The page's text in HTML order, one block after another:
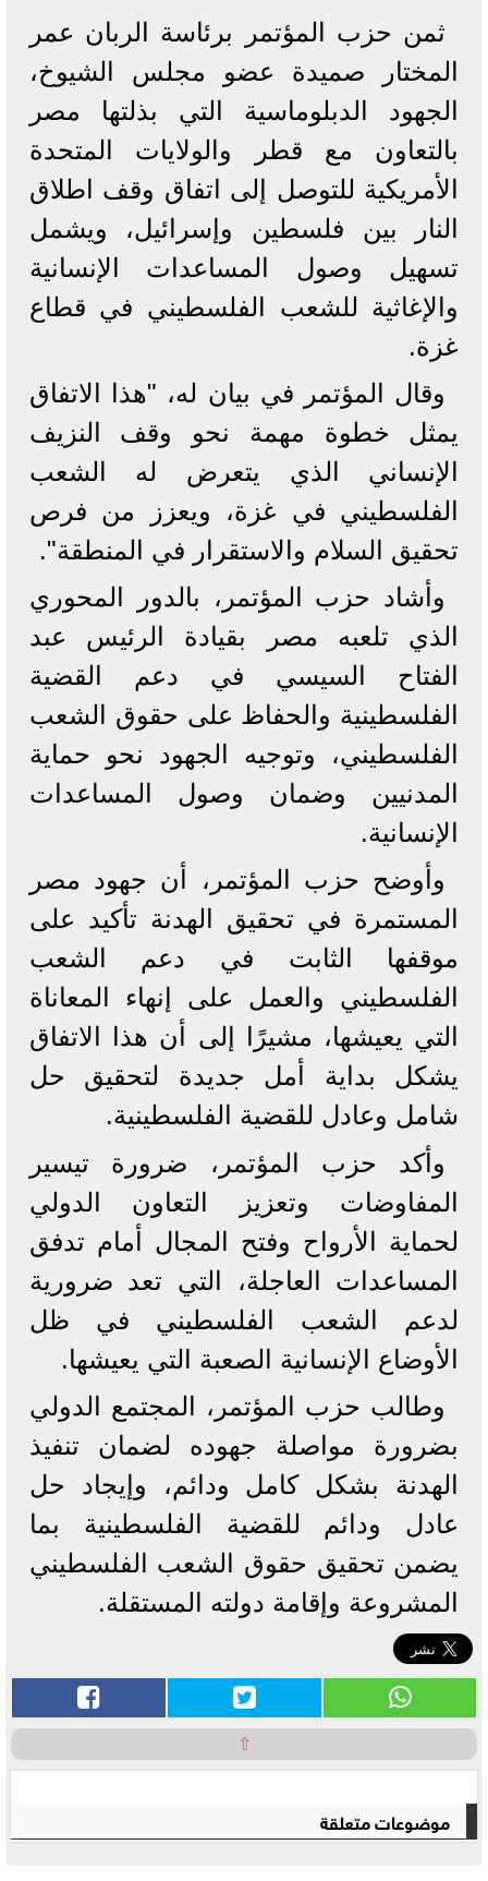
ثمن حزب المؤتمر برئاسة الربان عمر
المختار صميدة عضو مجلس الشيوخ،
الجهود الدبلوماسية التي بذلتها مصر
بالتعاون مع قطر والولايات المتحدة
الأمريكية للتوصل إلى اتفاق وقف اطلاق
النار بين فلسطين وإسرائيل، ويشمل
تسهيل وصول المساعدات الإنسانية
والإغاثية للشعب الفلسطيني في قطاع
غزة.
وقال المؤتمر في بيان له، "هذا الاتفاق
يمثل خطوة مهمة نحو وقف النزيف
الإنساني الذي يتعرض له الشعب
الفلسطيني في غزة، ويعزز من فرص
تحقيق السلام والاستقرار في المنطقة".
وأشاد حزب المؤتمر، بالدور المحوري
الذي تلعبه مصر بقيادة الرئيس عبد
الفتاح السيسي في دعم القضية
الفلسطينية والحفاظ على حقوق الشعب
الفلسطيني، وتوجيه الجهود نحو حماية
المدنيين وضمان وصول المساعدات
الإنسانية.
وأوضح حزب المؤتمر، أن جهود مصر
المستمرة في تحقيق الهدنة تأكيد على
موقفها الثابت في دعم الشعب
الفلسطيني والعمل على إنهاء المعاناة
التي يعيشها، مشيرًا إلى أن هذا الاتفاق
يشكل بداية أمل جديدة لتحقيق حل
شامل وعادل للقضية الفلسطينية.
وأكد حزب المؤتمر، ضرورة تيسير
المفاوضات وتعزيز التعاون الدولي
لحماية الأرواح وفتح المجال أمام تدفق
المساعدات العاجلة، التي تعد ضرورية
لدعم الشعب الفلسطيني في ظل
الأوضاع الإنسانية الصعبة التي يعيشها.
وطالب حزب المؤتمر، المجتمع الدولي
بضرورة مواصلة جهوده لضمان تنفيذ
الهدنة بشكل كامل ودائم، وإيجاد حل
عادل ودائم للقضية الفلسطينية بما
يضمن تحقيق حقوق الشعب الفلسطيني
المشروعة وإقامة دولته المستقلة.
⇧
موضوعات متعلقة